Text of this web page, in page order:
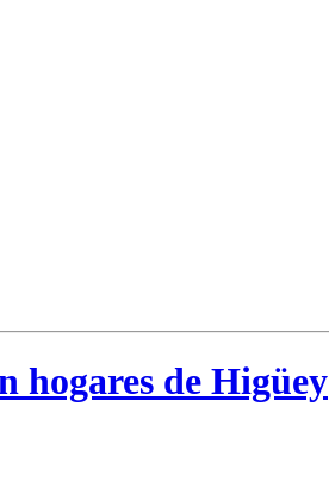
hogares de Higüey